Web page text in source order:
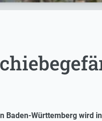
Baden-Württemberg wird